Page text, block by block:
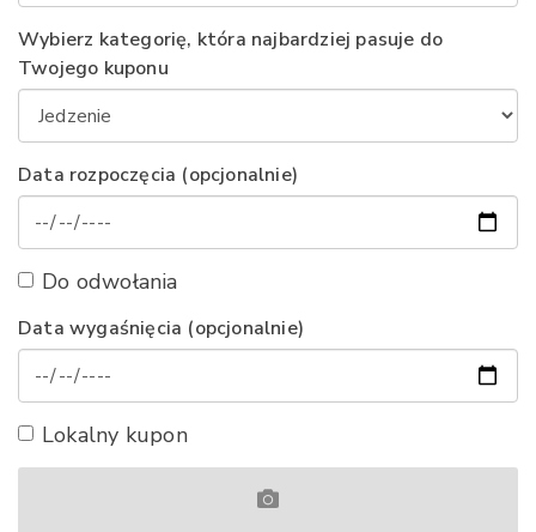
Wybierz kategorię, która najbardziej pasuje do
Twojego kuponu
Data rozpoczęcia (opcjonalnie)
Do odwołania
Data wygaśnięcia (opcjonalnie)
Lokalny kupon